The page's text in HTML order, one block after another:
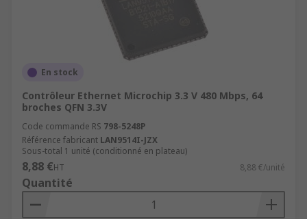
En stock
Contrôleur Ethernet Microchip 3.3 V 480 Mbps, 64
broches QFN 3.3V
Code commande RS 798-5248P
Référence fabricant LAN9514I-JZX
Sous-total 1 unité (conditionné en plateau)
8,88 €HT 8,88 €/unité
Quantité